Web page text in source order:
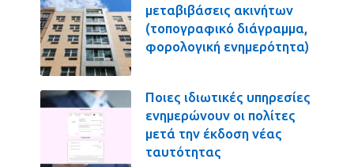
μεταβιβάσεις ακινήτων
(τοπογραφικό διάγραμμα,
φορολογική ενημερότητα)
Ποιες ιδιωτικές υπηρεσίες
ενημερώνουν οι πολίτες
μετά την έκδοση νέας
ταυτότητας